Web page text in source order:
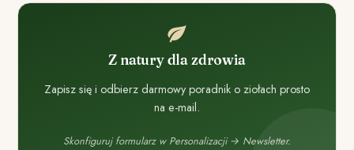
Z natury dla zdrowia
Zapisz się i odbierz darmowy poradnik o ziołach prosto
na e-mail.
Skonfiguruj formularz w Personalizacji → Newsletter.